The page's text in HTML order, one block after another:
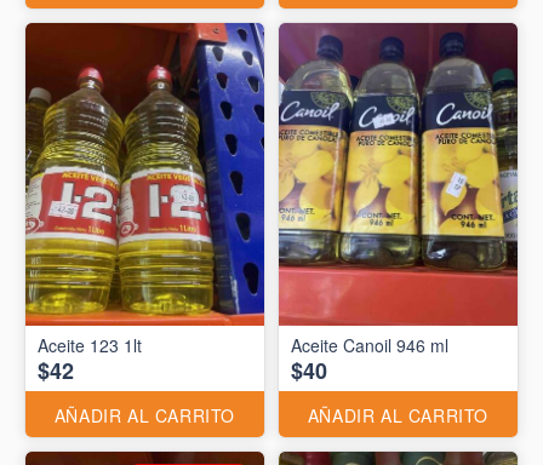
Aceite 123 1lt
$42
AÑADIR AL CARRITO
Aceite Canoil 946 ml
$40
AÑADIR AL CARRITO